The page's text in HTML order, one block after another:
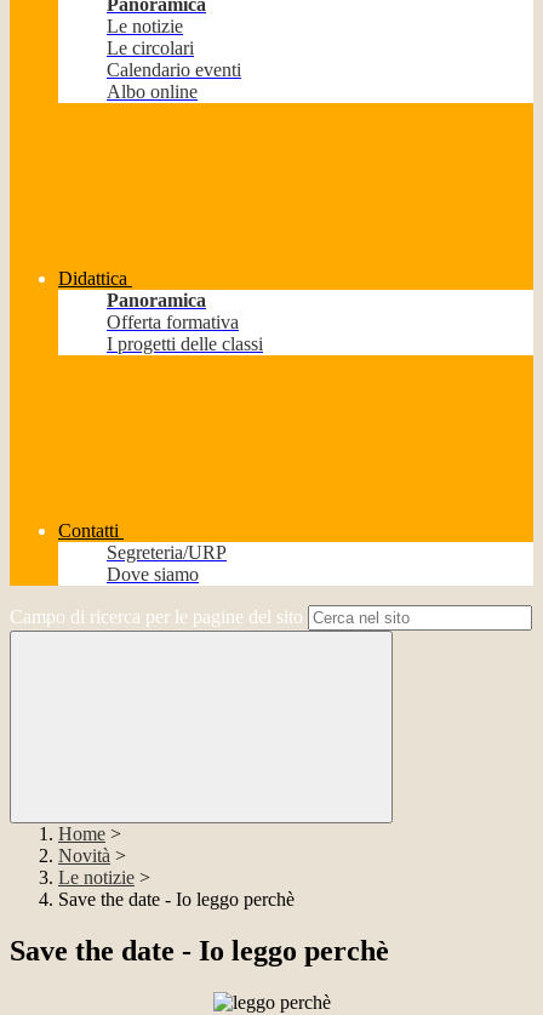
Panoramica
Le notizie
Le circolari
Calendario eventi
Albo online
Didattica
Panoramica
Offerta formativa
I progetti delle classi
Contatti
Segreteria/URP
Dove siamo
Campo di ricerca per le pagine del sito
Home >
Novità >
Le notizie >
Save the date - Io leggo perchè
Save the date - Io leggo perchè